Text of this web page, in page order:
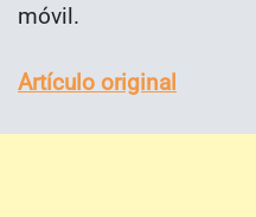
móvil.
Artículo original